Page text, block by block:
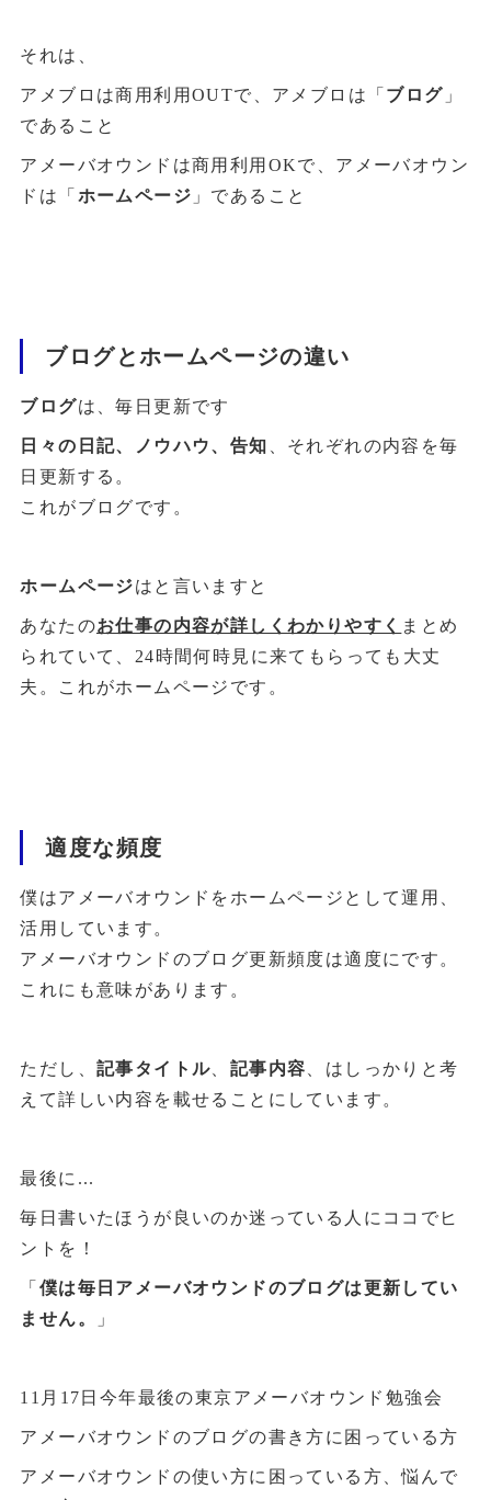
それは、
アメブロは商用利用OUTで、アメブロは「 ブログ 」
であること
アメーバオウンドは商用利用OKで、アメーバオウン
ドは「 ホームページ 」であること
ブログとホームページの違い
ブログは、毎日更新です
日々の日記、ノウハウ、告知 、それぞれの内容を毎
日更新する。
これがブログです。
ホームページはと言いますと
あなたのお仕事の内容が詳しくわかりやすく まとめ
られていて、24時間何時見に来てもらっても大丈
夫。これがホームページです。
適度な頻度
僕はアメーバオウンドをホームページとして運用、
活用しています。
アメーバオウンドのブログ更新頻度は適度にです。
これにも意味があります。
ただし、 記事タイトル 記事内容 、はしっかりと考
えて詳しい内容を載せることにしています。
最後に...
毎日書いたほうが良いのか迷っている人にココでヒ
ントを！
「 僕は毎日アメーバオウンドのブログは更新してい
ません。
」
11月17日今年最後の東京アメーバオウンド勉強会
アメーバオウンドのブログの書き方に困っている方
アメーバオウンドの使い方に困っている方、悩んで